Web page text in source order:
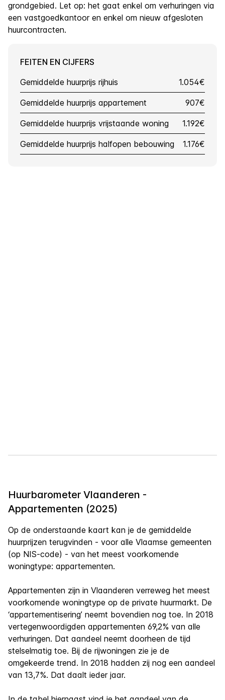
grondgebied. Let op: het gaat enkel om verhuringen via
een vastgoedkantoor en enkel om nieuw afgesloten
huurcontracten.
FEITEN EN CIJFERS
Gemiddelde huurprijs rijhuis
1.054€
Gemiddelde huurprijs appartement 907€
Gemiddelde huurprijs vrijstaande woning 1.192€
Gemiddelde huurprijs halfopen bebouwing 1.176€
Huurbarometer Vlaanderen -
Appartementen (2025)
Op de onderstaande kaart kan je de gemiddelde
huurprijzen terugvinden - voor alle Vlaamse gemeenten
(op NIS-code) - van het meest voorkomende
woningtype: appartementen.
Appartementen zijn in Vlaanderen verreweg het meest
voorkomende woningtype op de private huurmarkt. De
‘appartementisering’ neemt bovendien nog toe. In 2018
vertegenwoordigden appartementen 69,2% van alle
verhuringen. Dat aandeel neemt doorheen de tijd
stelselmatig toe. Bij de rijwoningen zie je de
omgekeerde trend. In 2018 hadden zij nog een aandeel
van 13,7%. Dat daalt ieder jaar.